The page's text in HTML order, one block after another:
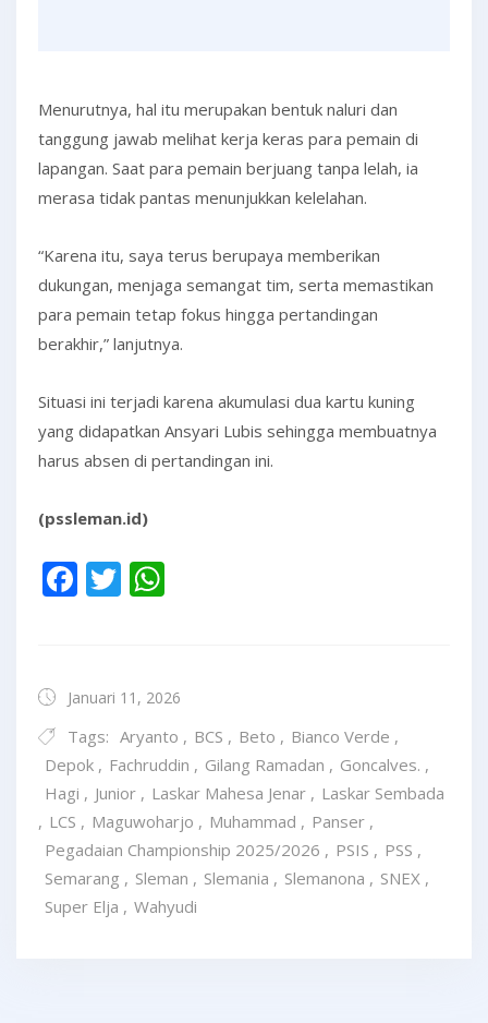
Menurutnya, hal itu merupakan bentuk naluri dan
tanggung jawab melihat kerja keras para pemain di
lapangan. Saat para pemain berjuang tanpa lelah, ia
merasa tidak pantas menunjukkan kelelahan.
“Karena itu, saya terus berupaya memberikan
dukungan, menjaga semangat tim, serta memastikan
para pemain tetap fokus hingga pertandingan
berakhir,” lanjutnya.
Situasi ini terjadi karena akumulasi dua kartu kuning
yang didapatkan Ansyari Lubis sehingga membuatnya
harus absen di pertandingan ini.
(pssleman.id)
Facebook
Twitter
Januari 11, 2026
Tags: Aryanto , BCS , Beto , Bianco Verde ,
Depok , Fachruddin , Gilang Ramadan , Goncalves. ,
Hagi , Junior , Laskar Mahesa Jenar , Laskar Sembada
, LCS , Maguwoharjo , Muhammad , Panser ,
Pegadaian Championship 2025/2026 , PSIS , PSS ,
Semarang , Sleman , Slemania , Slemanona , SNEX ,
Super Elja , Wahyudi